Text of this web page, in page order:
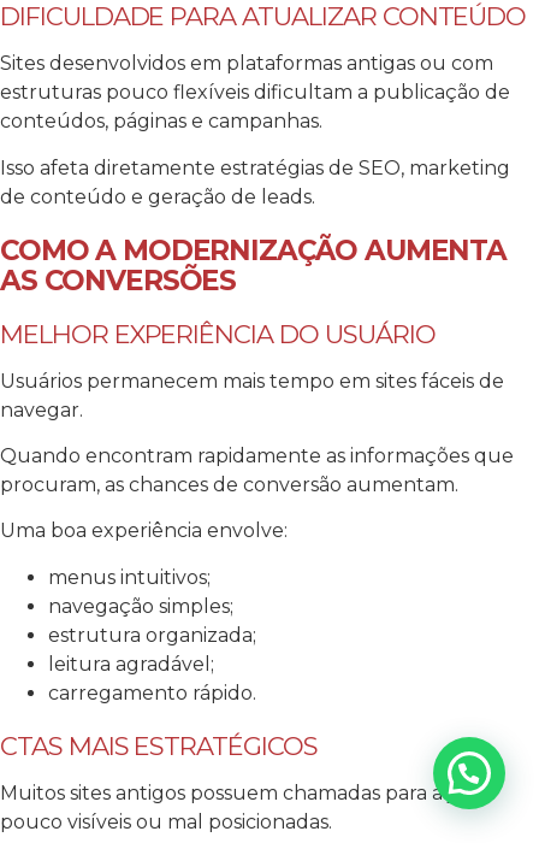
DIFICULDADE PARA ATUALIZAR CONTEÚDO
Sites desenvolvidos em plataformas antigas ou com
estruturas pouco flexíveis dificultam a publicação de
conteúdos, páginas e campanhas.
Isso afeta diretamente estratégias de SEO, marketing
de conteúdo e geração de leads.
COMO A MODERNIZAÇÃO AUMENTA
AS CONVERSÕES
MELHOR EXPERIÊNCIA DO USUÁRIO
Usuários permanecem mais tempo em sites fáceis de
navegar.
Quando encontram rapidamente as informações que
procuram, as chances de conversão aumentam.
Uma boa experiência envolve:
menus intuitivos;
navegação simples;
estrutura organizada;
leitura agradável;
carregamento rápido.
CTAS MAIS ESTRATÉGICOS
Muitos sites antigos possuem chamadas para ação
pouco visíveis ou mal posicionadas.